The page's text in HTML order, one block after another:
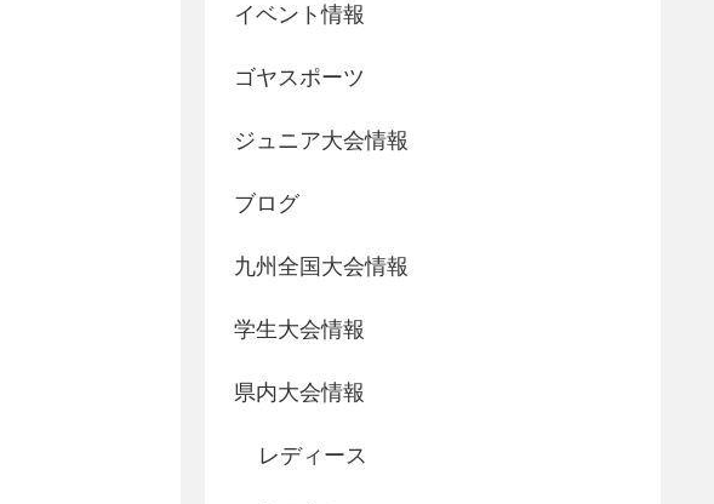
イベント情報
ゴヤスポーツ
ジュニア大会情報
ブログ
九州全国大会情報
学生大会情報
県内大会情報
レディース